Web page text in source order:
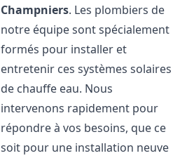
Champniers. Les plombiers de
notre équipe sont spécialement
formés pour installer et
entretenir ces systèmes solaires
de chauffe eau. Nous
intervenons rapidement pour
répondre à vos besoins, que ce
soit pour une installation neuve